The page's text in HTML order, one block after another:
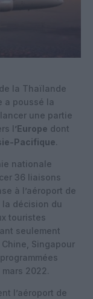
la Thaïlande
a poussé la
une partie
l’Europe dont
Pacifique.
nationale
36 liaisons
à l’aéroport de
la décision du
touristes
seulement
Singapour
2022.
l’aéroport de